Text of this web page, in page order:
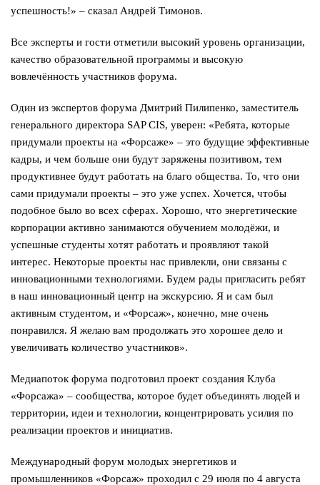
успешность!» – сказал Андрей Тимонов.
Все эксперты и гости отметили высокий уровень организации,
качество образовательной программы и высокую
вовлечённость участников форума.
Один из экспертов форума Дмитрий Пилипенко, заместитель
генерального директора SAP CIS, уверен: «Ребята, которые
придумали проекты на «Форсаже» – это будущие эффективные
кадры, и чем больше они будут заряжены позитивом, тем
продуктивнее будут работать на благо общества. То, что они
сами придумали проекты – это уже успех. Хочется, чтобы
подобное было во всех сферах. Хорошо, что энергетические
корпорации активно занимаются обучением молодёжи, и
успешные студенты хотят работать и проявляют такой
интерес. Некоторые проекты нас привлекли, они связаны с
инновационными технологиями. Будем рады пригласить ребят
в наш инновационный центр на экскурсию. Я и сам был
активным студентом, и «Форсаж», конечно, мне очень
понравился. Я желаю вам продолжать это хорошее дело и
увеличивать количество участников».
Медиапоток форума подготовил проект создания Клуба
«Форсажа» – сообщества, которое будет объединять людей и
территории, идеи и технологии, концентрировать усилия по
реализации проектов и инициатив.
Международный форум молодых энергетиков и
промышленников «Форсаж» проходил с 29 июля по 4 августа